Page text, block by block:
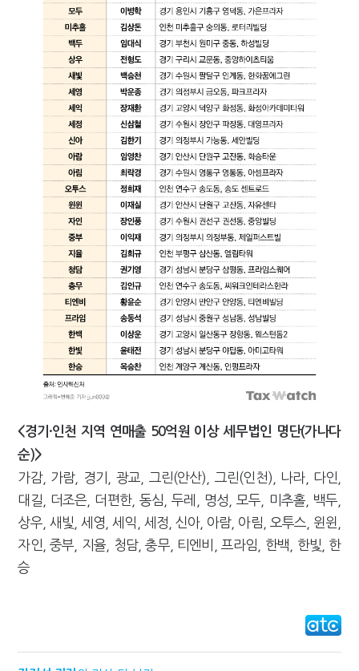
<경기·인천 지역 연매출 50억원 이상 세무법인 명단(가나다
순)>
가감, 가람, 경기, 광교, 그린(안산), 그린(인천), 나라, 다인,
대길, 더조은, 더편한, 동심, 두레, 명성, 모두, 미추홀, 백두,
상우, 새빛, 세영, 세익, 세정, 신아, 아람, 아림, 오투스, 윈윈,
자인, 중부, 지율, 청담, 충무, 티엔비, 프라임, 한백, 한빛, 한
승